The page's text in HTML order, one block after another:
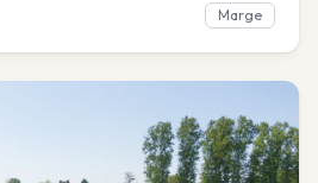
Marge